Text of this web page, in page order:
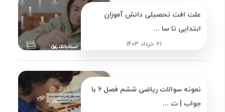
علت افت تحصیلی دانش آموزان
ابتدایی تا سا ...
21 خرداد 1403
نمونه سوالات ریاضی ششم فصل 6 با
جواب | ت ...